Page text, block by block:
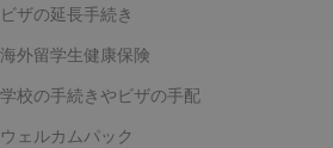
ビザの延長手続き
海外留学生健康保険
学校の手続きやビザの手配
ウェルカムパック